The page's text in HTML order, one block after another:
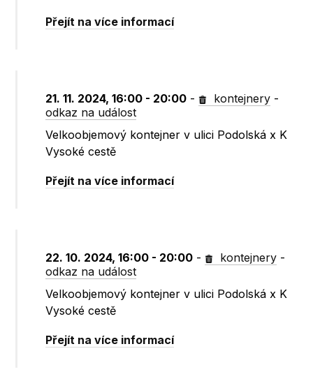
Přejít na více informací
21. 11. 2024, 16:00 - 20:00 - kontejnery -
odkaz na událost
Velkoobjemový kontejner v ulici Podolská x K
Vysoké cestě
Přejít na více informací
22. 10. 2024, 16:00 - 20:00 - kontejnery -
odkaz na událost
Velkoobjemový kontejner v ulici Podolská x K
Vysoké cestě
Přejít na více informací